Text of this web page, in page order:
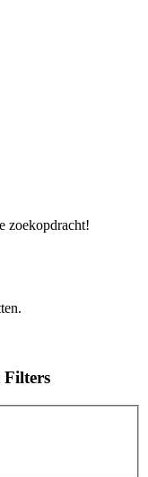
zoekopdracht!
Filters